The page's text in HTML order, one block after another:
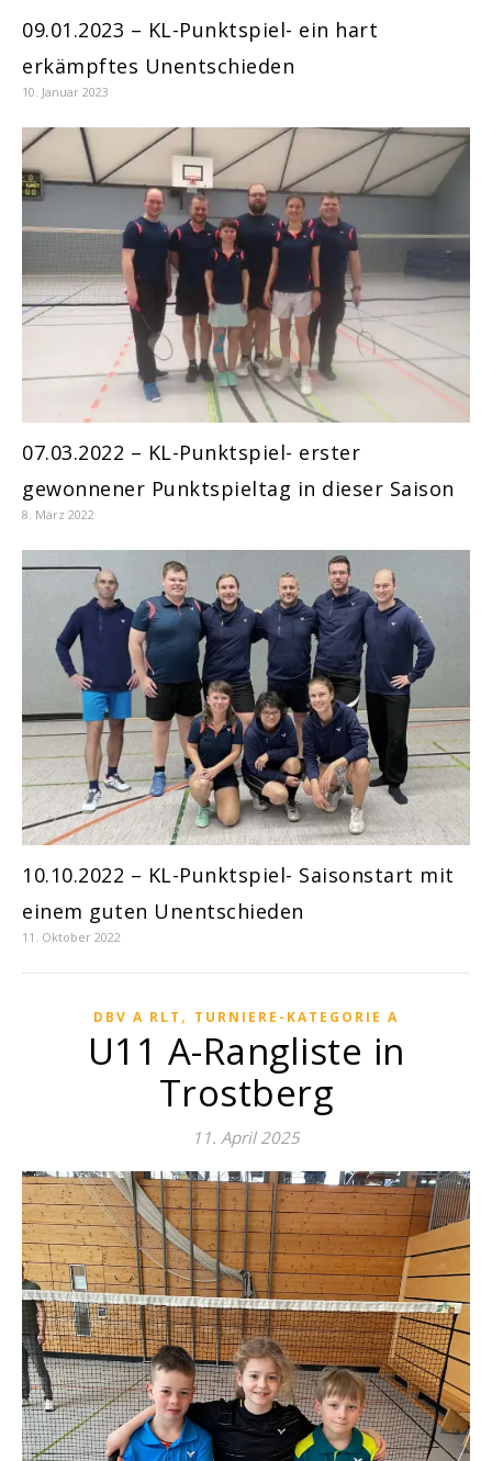
09.01.2023 – KL-Punktspiel- ein hart
erkämpftes Unentschieden
10. Januar 2023
07.03.2022 – KL-Punktspiel- erster
gewonnener Punktspieltag in dieser Saison
8. März 2022
10.10.2022 – KL-Punktspiel- Saisonstart mit
einem guten Unentschieden
11. Oktober 2022
DBV A RLT , TURNIERE-KATEGORIE A
U11 A-Rangliste in
Trostberg
11. April 2025